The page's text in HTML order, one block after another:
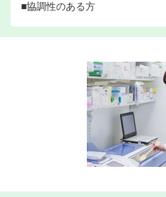
■協調性のある方